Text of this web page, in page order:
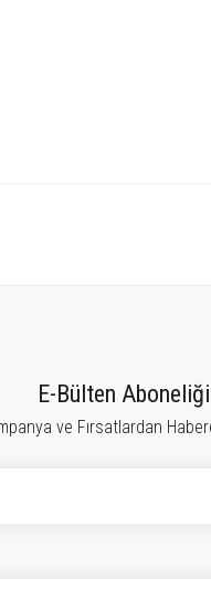
Bu ürüne ilk yorumu siz yapın!
E-Bülten Aboneliği
ve Fırsatlardan